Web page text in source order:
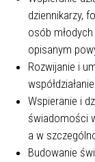
dziennikarzy,
osób
opisanym
Rozwijanie i
Wspieranie i
świadomości
a w
Budowanie